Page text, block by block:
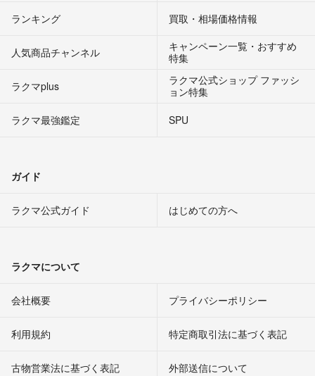
ランキング 買取・相場価格情報
人気商品チャンネル
キャンペーン一覧・おすすめ
特集
ラクマplus
ラクマ公式ショップ ファッシ
ョン特集
ラクマ最強鑑定
SPU
ガイド
ラクマ公式ガイド はじめての方へ
ラクマについて
会社概要 プライバシーポリシー
利用規約 特定商取引法に基づく表記
古物営業法に基づく表記 外部送信について